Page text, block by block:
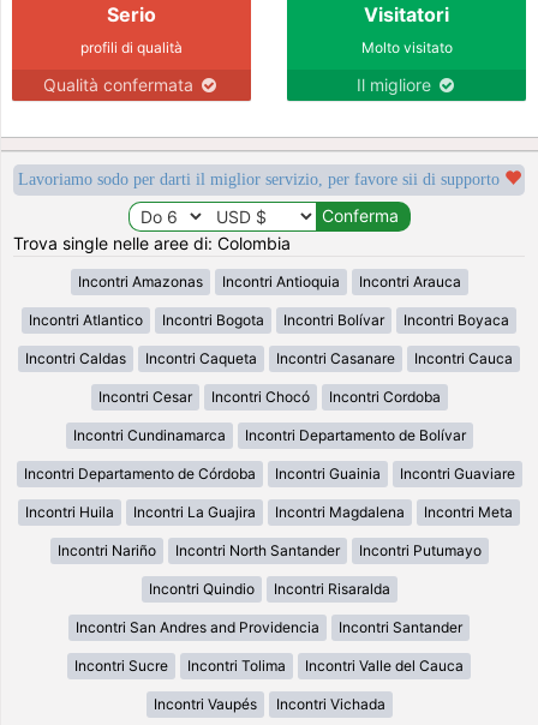
Serio
profili di qualità
Qualità confermata
Visitatori
Molto visitato
Il migliore
Lavoriamo sodo per darti il miglior servizio, per favore sii di supporto
Trova single nelle aree di: Colombia
Incontri Amazonas Incontri Antioquia Incontri Arauca
Incontri Atlantico Incontri Bogota Incontri Bolívar Incontri Boyaca
Incontri Caldas Incontri Caqueta Incontri Casanare Incontri Cauca
Incontri Cesar Incontri Chocó Incontri Cordoba
Incontri Cundinamarca Incontri Departamento de Bolívar
Incontri Departamento de Córdoba Incontri Guainia Incontri Guaviare
Incontri Huila Incontri La Guajira Incontri Magdalena Incontri Meta
Incontri Nariño Incontri North Santander Incontri Putumayo
Incontri Quindio Incontri Risaralda
Incontri San Andres and Providencia Incontri Santander
Incontri Sucre Incontri Tolima Incontri Valle del Cauca
Incontri Vaupés Incontri Vichada